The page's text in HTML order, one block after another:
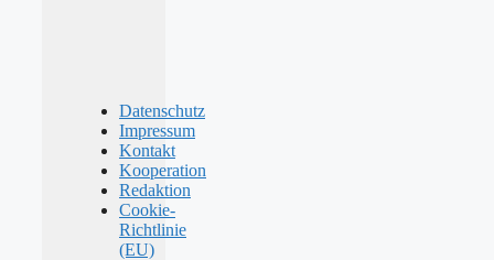
Datenschutz
Impressum
Kontakt
Kooperation
Redaktion
Cookie-
Richtlinie
(EU)